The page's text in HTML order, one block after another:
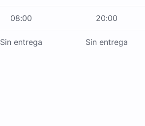
08:00 20:00
Sin entrega Sin entrega